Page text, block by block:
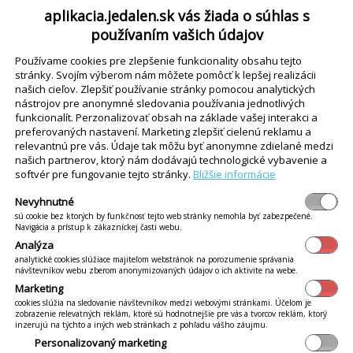
sú: Žiaci 1, Žiaci 2, Zamestnanci a Ostatní. Normy sú
má platnosť od 01.06.2008 a starej norme končí
z noriem kliknite na tú normu, ktorú chcete
Rozšírené normy (hmotná núdza)
aplikacia.jedalen.sk vás žiada o súhlas s
používaním vašich údajov
Používame cookies pre zlepšenie funkcionality obsahu tejto
stránky. Svojím výberom nám môžete pomôcť k lepšej realizácii
našich cieľov. Zlepšiť používanie stránky pomocou analytických
nástrojov pre anonymné sledovania používania jednotlivých
funkcionalít. Perzonalizovať obsah na základe vašej interakci a
preferovaných nastavení. Marketing zlepšiť cielenú reklamu a
relevantnú pre vás. Údaje tak môžu byť anonymne zdielané medzi
našich partnerov, ktorý nám dodávajú technologické vybavenie a
softvér pre fungovanie tejto stránky. Bližšie informácie
Nevyhnutné
sú cookie bez ktorých by funkčnosť tejto web stránky nemohla byť zabezpečené.
Navigácia a prístup k zákazníckej časti webu.
Analýza
analytické cookies slúžiace majiteľom webstránok na porozumenie správania
návštevníkov webu zberom anonymizovaných údajov o ich aktivite na webe.
Marketing
cookies slúžia na sledovanie návštevníkov medzi webovými stránkami. Účelom je
zobrazenie relevatných reklám, ktoré sú hodnotnejšie pre vás a tvorcov reklám, ktorý
inzerujú na týchto a iných web stránkach z pohľadu vášho záujmu.
Personalizovaný marketing